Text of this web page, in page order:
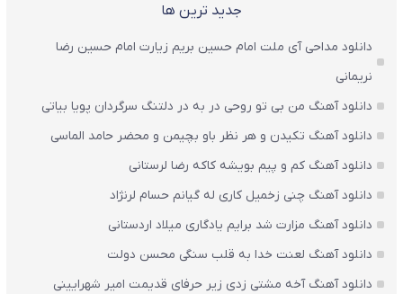
جدید ترین ها
دانلود مداحی آی ملت امام حسین بریم زیارت امام حسین رضا
نریمانی
دانلود آهنگ من بی تو روحی در به در دلتنگ سرگردان پویا بیاتی
دانلود آهنگ تکیدن و هر نظر باو بچیمن و محضر حامد الماسی
دانلود آهنگ کم و پیم بویشه کاکه رضا لرستانی
دانلود آهنگ چنی زخمیل کاری له گیانم حسام لرنژاد
دانلود آهنگ مزارت شد برایم یادگاری میلاد اردستانی
دانلود آهنگ لعنت خدا به قلب سنگی محسن دولت
دانلود آهنگ آخه مشتی زدی زیر حرفای قدیمت امیر شهرایینی